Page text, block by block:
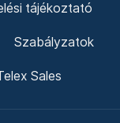
tájékoztató
Szabályzatok
Sales